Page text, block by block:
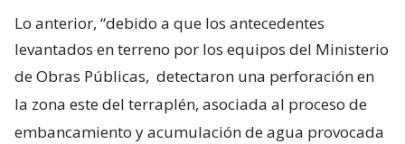
Lo anterior, “debido a que los antecedentes
levantados en terreno por los equipos del Ministerio
de Obras Públicas, detectaron una perforación en
la zona este del terraplén, asociada al proceso de
embancamiento y acumulación de agua provocada